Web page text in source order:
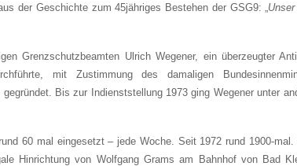
der Geschichte zum 45jähriges Bestehen der GSG9: „
Grenzschutzbeamten Ulrich Wegener, ein überzeugter
mit Zustimmung des damaligen
Bis zur Indienststellung 1973 ging Wegener unter
60 mal eingesetzt – jede Woche. Seit 1972 rund 1900-mal.
Hinrichtung von Wolfgang Grams am Bahnhof von Bad